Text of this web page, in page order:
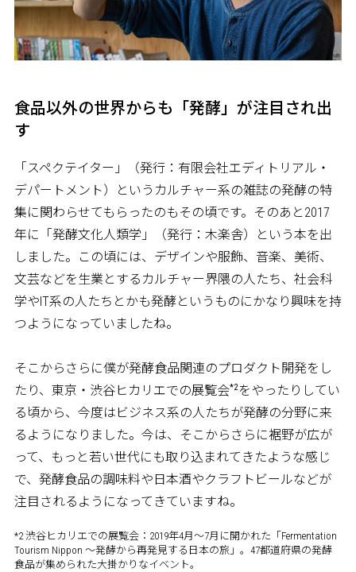
食品以外の世界からも「発酵」が注目され出
す
「スペクテイター」（発行：有限会社エディトリアル・
デパートメント）というカルチャー系の雑誌の発酵の特
集に関わらせてもらったのもその頃です。そのあと2017
年に「発酵文化人類学」（発行：木楽舎）という本を出
しました。この頃には、デザインや服飾、音楽、美術、
文芸などを生業とするカルチャー界隈の人たち、社会科
学やIT系の人たちとかも発酵というものにかなり興味を持
つようになっていましたね。
そこからさらに僕が発酵食品関連のプロダクト開発をし
たり、東京・渋谷ヒカリエでの展覧会*2をやったりしてい
る頃から、今度はビジネス系の人たちが発酵の分野に来
るようになりました。今は、そこからさらに裾野が広が
って、もっと若い世代にも取り込まれてきたような感じ
で、発酵食品の調味料や日本酒やクラフトビールなどが
注目されるようになってきていますね。
*2 渋谷ヒカリエでの展覧会：2019年4月～7月に開かれた「Fermentation
Tourism Nippon ～発酵から再発見する日本の旅」。47都道府県の発酵
食品が集められた大掛かりなイベント。